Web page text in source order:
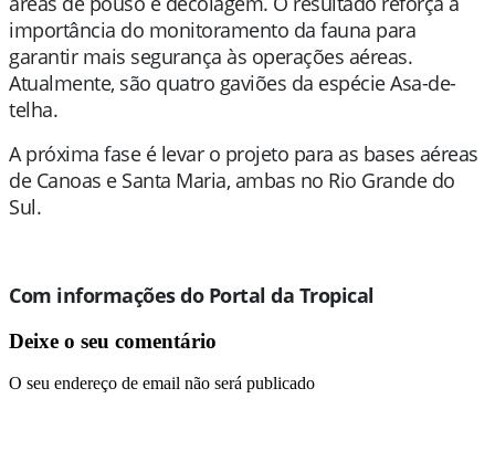
importância do monitoramento da fauna para
garantir mais segurança às operações aéreas.
Atualmente, são quatro gaviões da espécie Asa-de-
telha.
A próxima fase é levar o projeto para as bases aéreas
de Canoas e Santa Maria, ambas no Rio Grande do
Sul.
Com informações do Portal da Tropical
Deixe o seu comentário
O seu endereço de email não será publicado